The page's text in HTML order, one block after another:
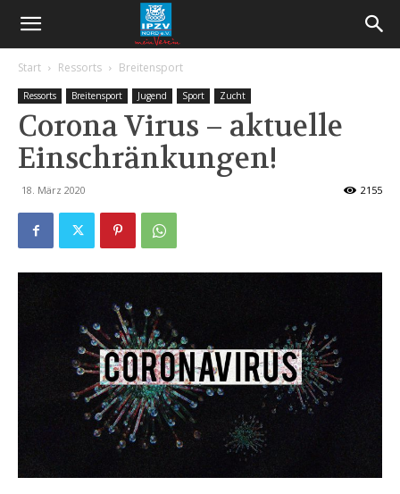
Start Ressorts Breitensport
Ressorts Breitensport Jugend Sport Zucht
Corona Virus – aktuelle
Einschränkungen!
18. März 2020 2155